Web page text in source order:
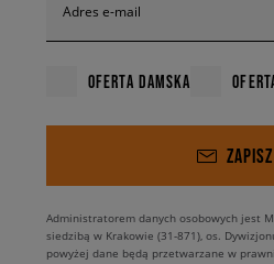
Adres e-mail
OFERTA DAMSKA
Administratorem danych osobowych jest
siedzibą w Krakowie (31-871), os.
powyżej dane będą przetwarzane w